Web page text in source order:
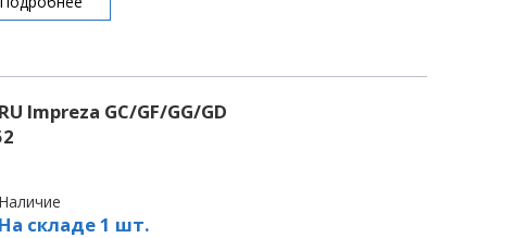
Impreza GC/GF/GG/GD
Наличие
На складе 1 шт.